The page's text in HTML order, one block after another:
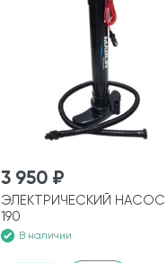
3 950 ₽
ЭЛЕКТРИЧЕСКИЙ НАСОС
190
В наличии